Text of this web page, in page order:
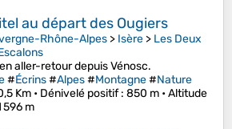
au départ des Ougiers
Rhône-Alpes > Isère > Les Deux
aller-retour depuis Vénosc.
#Écrins#Alpes#Montagne#Nature
Km • Dénivelé positif: 850 m •Altitude
596 m